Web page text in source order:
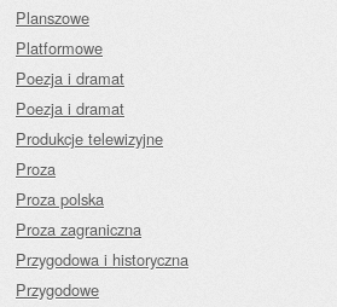
Planszowe
Platformowe
Poezja i dramat
Poezja i dramat
Produkcje telewizyjne
Proza
Proza polska
Proza zagraniczna
Przygodowa i historyczna
Przygodowe